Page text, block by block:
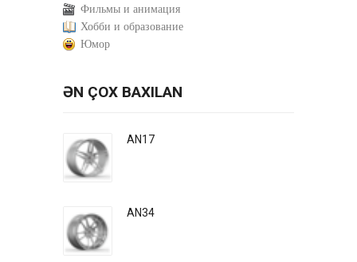
Фильмы и анимация
Хобби и образование
Юмор
ƏN ÇOX BAXILAN
AN17
AN34